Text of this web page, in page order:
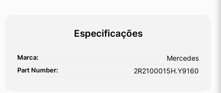
Especificações
Marca: Mercedes
Part Number: 2R2100015H.Y9160